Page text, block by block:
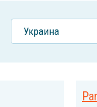
Украина